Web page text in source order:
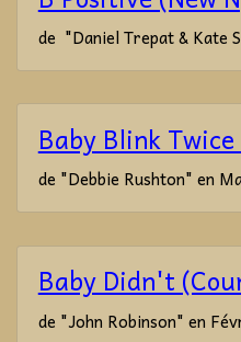
de "Daniel Trepat & Kate
Baby Blink
de "Debbie Rushton" en
Baby Didn't
de "John Robinson" en